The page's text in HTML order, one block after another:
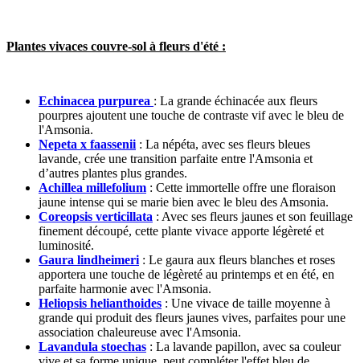
Plantes vivaces couvre-sol à fleurs d'été :
Echinacea purpurea : La grande échinacée aux fleurs
pourpres ajoutent une touche de contraste vif avec le bleu de
l'Amsonia.
Nepeta x faassenii : La népéta, avec ses fleurs bleues
lavande, crée une transition parfaite entre l'Amsonia et
d’autres plantes plus grandes.
Achillea millefolium : Cette immortelle offre une floraison
jaune intense qui se marie bien avec le bleu des Amsonia.
Coreopsis verticillata : Avec ses fleurs jaunes et son feuillage
finement découpé, cette plante vivace apporte légèreté et
luminosité.
Gaura lindheimeri : Le gaura aux fleurs blanches et roses
apportera une touche de légèreté au printemps et en été, en
parfaite harmonie avec l'Amsonia.
Heliopsis helianthoides : Une vivace de taille moyenne à
grande qui produit des fleurs jaunes vives, parfaites pour une
association chaleureuse avec l'Amsonia.
Lavandula stoechas : La lavande papillon, avec sa couleur